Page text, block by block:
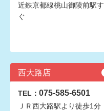
近鉄京都線桃山御陵前駅す
ぐ
西大路店
TEL： 075-585-6501
ＪＲ西大路駅より徒歩1分